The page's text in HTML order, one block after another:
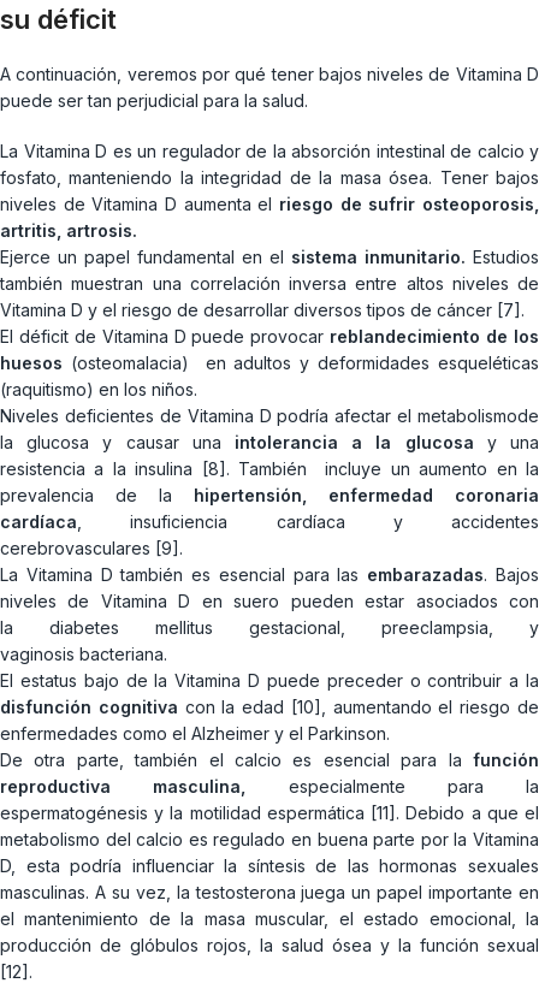
su déficit
A continuación, veremos por qué tener bajos niveles de Vitamina D
puede ser tan perjudicial para la salud.
La Vitamina D es un regulador de la absorción intestinal de calcio y
fosfato, manteniendo la integridad de la masa ósea. Tener bajos
niveles de Vitamina D aumenta el riesgo de sufrir osteoporosis,
artritis, artrosis.
Ejerce un papel fundamental en el sistema inmunitario. Estudios
también muestran una correlación inversa entre altos niveles de
Vitamina D y el riesgo de desarrollar diversos tipos de cáncer [7].
El déficit de Vitamina D puede provocar reblandecimiento de los
huesos (osteomalacia) en adultos y deformidades esqueléticas
(raquitismo) en los niños.
Niveles deficientes de Vitamina D podría afectar el metabolismode
la glucosa y causar una intolerancia a la glucosa
y una
resistencia a la insulina [8]. También incluye un aumento en la
prevalencia de la hipertensión , enfermedad coronaria
cardíaca , insuficiencia cardíaca y accidentes
cerebrovasculares [9].
La Vitamina D también es esencial para las embarazadas. Bajos
niveles de Vitamina D en suero pueden estar asociados con
la diabetes mellitus gestacional, preeclampsia, y
vaginosis bacteriana.
El estatus bajo de la Vitamina D puede preceder o contribuir a la
disfunción cognitiva con la edad [10], aumentando el riesgo de
enfermedades como el Alzheimer y el Parkinson.
De otra parte, también el calcio es esencial para la función
reproductiva masculina,
especialmente para la
espermatogénesis y la motilidad espermática [11]. Debido a que el
metabolismo del calcio es regulado en buena parte por la Vitamina
D, esta podría influenciar la síntesis de las hormonas sexuales
masculinas. A su vez, la testosterona juega un papel importante en
el mantenimiento de la masa muscular, el estado emocional, la
producción de glóbulos rojos, la salud ósea y la función sexual
[12].